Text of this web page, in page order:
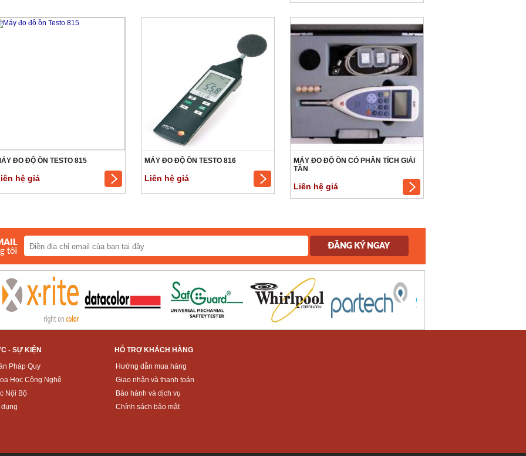
ĐO ĐỘ ỒN TESTO 815
hệ giá
MÁY ĐO ĐỘ ỒN TESTO 816
Liên hệ giá
MÁY ĐO ĐỘ ỒN CÓ PHÂN TÍCH GIẢI
TẦN
Liên hệ giá
- SỰ KIỆN
Pháp Quy
Học Công Nghệ
Nội Bộ
HỖ TRỢ KHÁCH HÀNG
Hướng dẫn mua hàng
Giao nhận và thanh toán
Bảo hành và dịch vụ
Chính sách bảo mật